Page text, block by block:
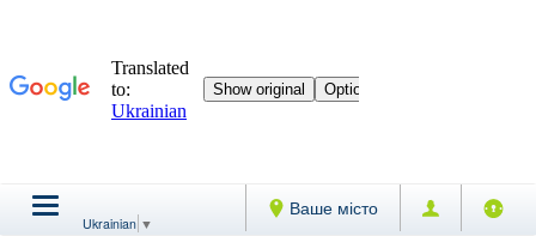
Ваше місто
Ukrainian ▼